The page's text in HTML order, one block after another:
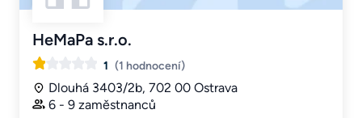
HeMaPa s.r.o.
1 (1 hodnocení)
Dlouhá 3403/2b, 702 00 Ostrava
6 - 9 zaměstnanců